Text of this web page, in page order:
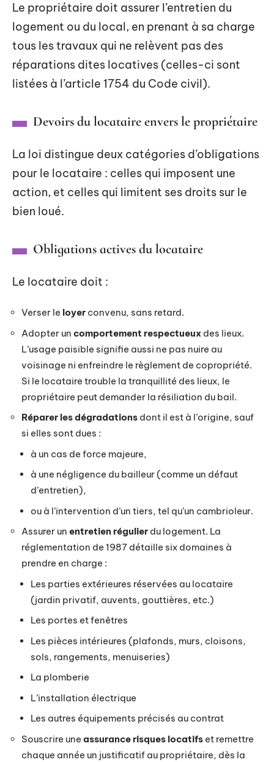
Le propriétaire doit assurer l’entretien du
logement ou du local, en prenant à sa charge
tous les travaux qui ne relèvent pas des
réparations dites locatives (celles-ci sont
listées à l’article 1754 du Code civil).
Devoirs du locataire envers le propriétaire
La loi distingue deux catégories d’obligations
pour le locataire : celles qui imposent une
action, et celles qui limitent ses droits sur le
bien loué.
Obligations actives du locataire
Le locataire doit :
Verser le loyer convenu, sans retard.
Adopter un comportement respectueux des lieux.
L’usage paisible signifie aussi ne pas nuire au
voisinage ni enfreindre le règlement de copropriété.
Si le locataire trouble la tranquillité des lieux, le
propriétaire peut demander la résiliation du bail.
Réparer les dégradations dont il est à l’origine, sauf
si elles sont dues :
à un cas de force majeure,
à une négligence du bailleur (comme un défaut
d’entretien),
ou à l’intervention d’un tiers, tel qu’un cambrioleur.
Assurer un entretien régulier du logement. La
réglementation de 1987 détaille six domaines à
prendre en charge :
Les parties extérieures réservées au locataire
(jardin privatif, auvents, gouttières, etc.)
Les portes et fenêtres
Les pièces intérieures (plafonds, murs, cloisons,
sols, rangements, menuiseries)
La plomberie
L’installation électrique
Les autres équipements précisés au contrat
Souscrire une assurance risques locatifs et remettre
chaque année un justificatif au propriétaire, dès la